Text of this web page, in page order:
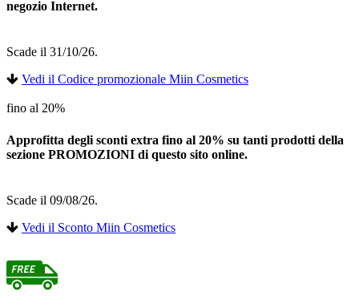
negozio Internet.
Scade il 31/10/26.
Vedi il Codice promozionale Miin Cosmetics
fino al 20%
Approfitta degli sconti extra fino al 20% su tanti prodotti della
sezione PROMOZIONI di questo sito online.
Scade il 09/08/26.
Vedi il Sconto Miin Cosmetics